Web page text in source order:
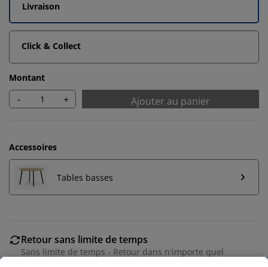
Livraison
Click & Collect
Montant
- + Ajouter au panier
Accessoires
Tables basses
Retour sans limite de temps
Sans limite de temps - Retour dans n'importe quel